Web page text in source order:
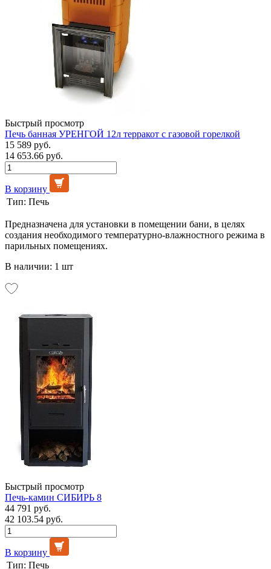
Быстрый просмотр
Печь банная УРЕНГОЙ 12л терракот с газовой горелкой
15 589 руб.
14 653.66 руб.
В корзину
Тип: Печь
Предназначена для установки в помещении бани, в целях
создания необходимого температурно-влажностного режима в
парильных помещениях.
В наличии: 1 шт
Быстрый просмотр
Печь-камин СИБИРЬ 8
44 791 руб.
42 103.54 руб.
В корзину
Тип: Печь